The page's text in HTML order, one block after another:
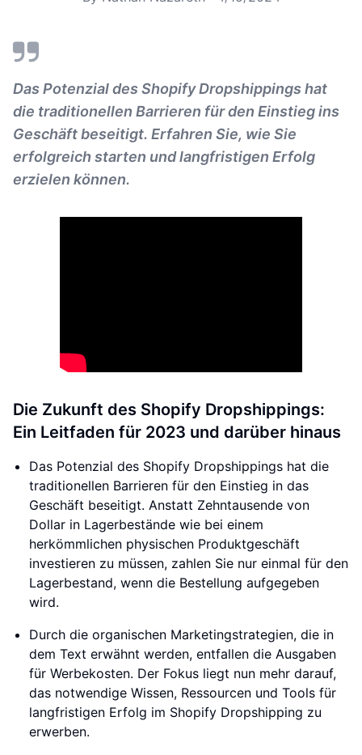
Das Potenzial des Shopify Dropshippings hat
die traditionellen Barrieren für den Einstieg ins
Geschäft beseitigt. Erfahren Sie, wie Sie
erfolgreich starten und langfristigen Erfolg
erzielen können.
Die Zukunft des Shopify Dropshippings:
Ein Leitfaden für 2023 und darüber hinaus
Das Potenzial des Shopify Dropshippings hat die
traditionellen Barrieren für den Einstieg in das
Geschäft beseitigt. Anstatt Zehntausende von
Dollar in Lagerbestände wie bei einem
herkömmlichen physischen Produktgeschäft
investieren zu müssen, zahlen Sie nur einmal für den
Lagerbestand, wenn die Bestellung aufgegeben
wird.
Durch die organischen Marketingstrategien, die in
dem Text erwähnt werden, entfallen die Ausgaben
für Werbekosten. Der Fokus liegt nun mehr darauf,
das notwendige Wissen, Ressourcen und Tools für
langfristigen Erfolg im Shopify Dropshipping zu
erwerben.